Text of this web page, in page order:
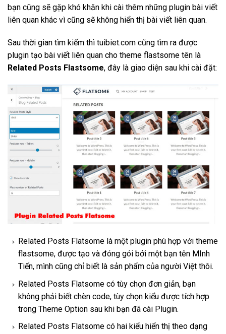
bạn cũng sẽ gặp khó khăn khi cài thêm những plugin bài viết
liên quan khác vì cũng sẽ không hiển thị bài viết liên quan.
Sau thời gian tìm kiếm thì tuibiet.com cũng tìm ra được
plugin tạo bài viết liên quan cho theme flastsome tên là
Related Posts Flastsome, đây là giao diện sau khi cài đặt:
Related Posts Flatsome là một plugin phù hợp với theme
flastsome, được tạo và đóng gói bởi một bạn tên MInh
Tiến, mình cũng chỉ biết là sản phẩm của người Việt thôi.
Related Posts Flatsome có tùy chọn đơn giản, bạn
không phải biết chèn code, tùy chọn kiểu được tích hợp
trong Theme Option sau khi bạn đã cài Plugin.
Related Posts Flatsome có hai kiểu hiển thị theo dạng